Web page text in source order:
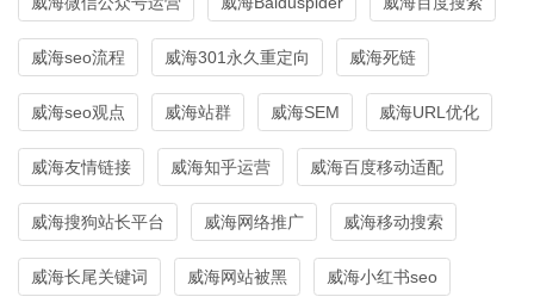
威海seo流程 威海301永久重定向 威海死链
威海seo观点 威海站群 威海SEM 威海URL优化
威海友情链接 威海知乎运营 威海百度移动适配
威海搜狗站长平台 威海网络推广 威海移动搜索
威海长尾关键词 威海网站被黑 威海小红书seo